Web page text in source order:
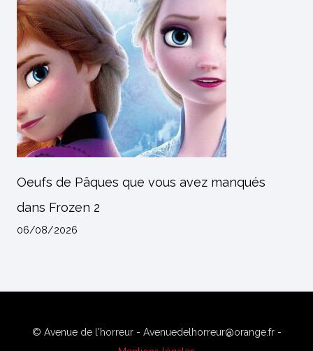
Oeufs de Pâques que vous avez manqués
dans Frozen 2
06/08/2026
© Avenue de l'horreur - Avenuedelhorreur@orange.fr -